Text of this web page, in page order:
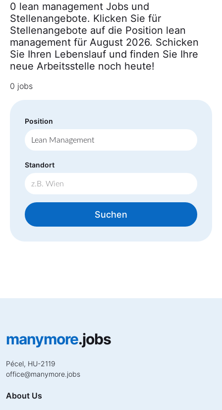
0 lean management Jobs und
Stellenangebote. Klicken Sie für
Stellenangebote auf die Position lean
management für August 2026. Schicken
Sie Ihren Lebenslauf und finden Sie Ihre
neue Arbeitsstelle noch heute!
0 jobs
Position
Standort
Suchen
manymore.jobs
Pécel, HU-2119
office@manymore.jobs
About Us